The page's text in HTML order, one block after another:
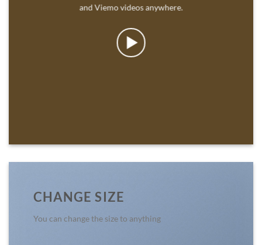
and Viemo videos anywhere.
CHANGE SIZE
You can change the size to anything